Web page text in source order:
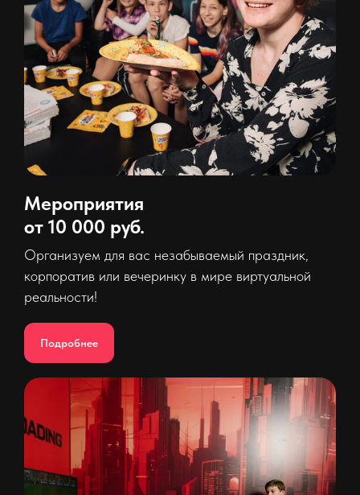
Мероприятия
от 10 000 руб.
Организуем для вас незабываемый праздник,
корпоратив или вечеринку в мире виртуальной
реальности!
Подробнее